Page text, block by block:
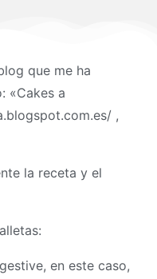
que me ha
«Cakes a
,
la receta y el
en este caso,